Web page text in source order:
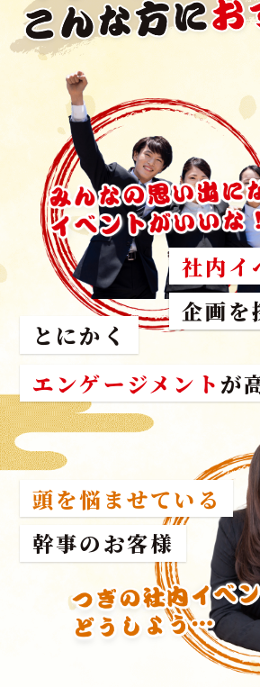
社内イ
スタッ
企画を
とにかく
エンゲージメント が
頭を悩ませている
幹事のお客様